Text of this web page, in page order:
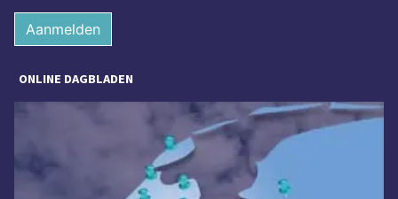
Aanmelden
ONLINE DAGBLADEN